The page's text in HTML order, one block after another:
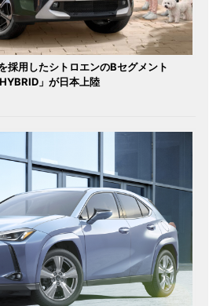
採用したシトロエンのBセグメント
」が日本上陸